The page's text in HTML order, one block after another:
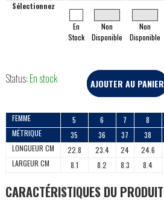
Sélectionnez
En
Stock
Non
Disponible
Non
Disponible
Status: En stock AJOUTER AU PANIER
FEMME 5 6 7 8
MÉTRIQUE
35 36 37 38
LONGUEUR CM
22.8 23.4 24 24.6
LARGEUR CM
8.1 8.2 8.3 8.4
CARACTÉRISTIQUES DU PRODUIT